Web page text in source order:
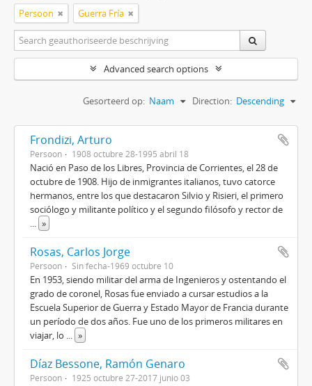
Persoon Guerra Fría
Advanced search options
Gesorteerd op: Naam Direction: Descending
Frondizi, Arturo
Persoon 1908 octubre 28-1995 abril 18
Nació en Paso de los Libres, Provincia de Corrientes, el 28 de
octubre de 1908. Hijo de inmigrantes italianos, tuvo catorce
hermanos, entre los que destacaron Silvio y Risieri, el primero
sociólogo y militante político y el segundo filósofo y rector de
... »
Rosas, Carlos Jorge
Persoon Sin fecha-1969 octubre 10
En 1953, siendo militar del arma de Ingenieros y ostentando el
grado de coronel, Rosas fue enviado a cursar estudios a la
Escuela Superior de Guerra y Estado Mayor de Francia durante
un período de dos años. Fue uno de los primeros militares en
viajar, lo ... »
Díaz Bessone, Ramón Genaro
Persoon 1925 octubre 27-2017 junio 03